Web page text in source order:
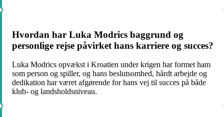
Hvordan har Luka Modrics baggrund og
personlige rejse påvirket hans karriere og succes?
Luka Modrics opvækst i Kroatien under krigen har formet ham
som person og spiller, og hans beslutsomhed, hårdt arbejde og
dedikation har været afgørende for hans vej til succes på både
klub- og landsholdsniveau.